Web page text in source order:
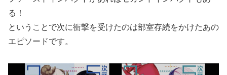
る！
ということで次に衝撃を受けたのは部室存続をかけたあの
エピソードです。